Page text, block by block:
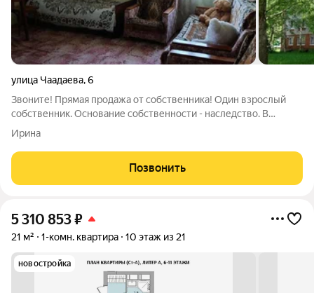
улица Чаадаева,6
Звоните! Прямая продажа от собственника! Один взрослый
собственник. Основание собственности - наследство. В
собственности более 20 лет. Квартира свободна юридически и
физически. Никто не зарегистрирован и не проживает.
Квартира светлая, теплая и
Ирина
Позвонить
5 310 853₽
21 м² 1-комн. квартира 10 этаж из 21
новостройка